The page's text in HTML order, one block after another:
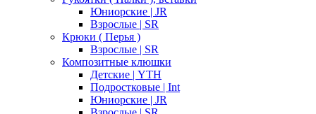
Юниорские | JR
Взрослые | SR
Крюки ( Перья )
Взрослые | SR
Композитные клюшки
Детские | YTH
Подростковые | Int
Юниорские | JR